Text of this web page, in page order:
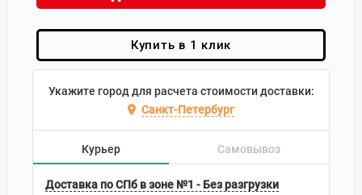
Купить в 1 клик
Укажите город для расчета стоимости доставки:
Санкт-Петербург
Курьер Самовывоз
Доставка по СПб в зоне №1 - Без разгрузки